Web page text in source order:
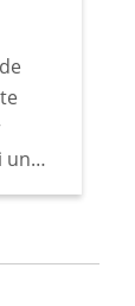
un
in